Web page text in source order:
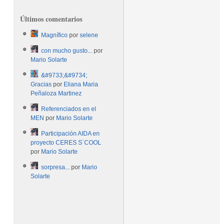
Últimos comentarios
Magnífico porselene
con mucho gusto... por
Mario Solarte
&#9733;&#9734;
Gracias por Eliana Maria
Peñaloza Martinez
Referenciados en el
MEN por Mario Solarte
Participación AIDA en
proyecto CERES S´COOL
por Mario Solarte
sorpresa... por Mario
Solarte